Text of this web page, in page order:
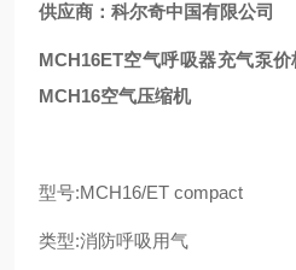
供应商：科尔奇中国有限公司
MCH16ET空气呼吸器充气泵
MCH16空气压缩机
型号:MCH16/ET compact
类型:消防呼吸用气